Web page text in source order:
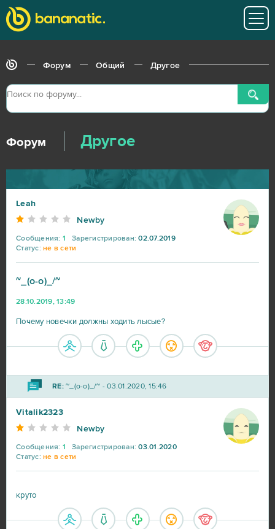
Форум Общий Другое
Форум Другое
Leah
Newby
Сообщения: 1 Зарегистрирован: 02.07.2019
Статус: не в сети
~_(o-o)_/~
28.10.2019, 13:49
Почему новечки должны ходить лысые?
RE:~_(o-o)_/~ - 03.01.2020, 15:46
Vitalik2323
Newby
Сообщения: 1 Зарегистрирован: 03.01.2020
Статус: не в сети
круто